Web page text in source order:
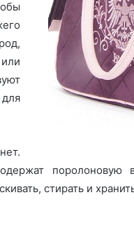
поролоновую
стирать и